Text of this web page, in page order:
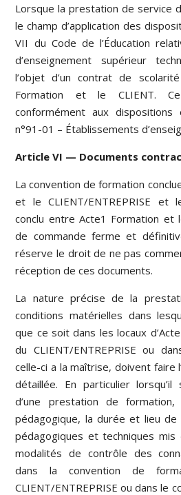
Lorsque la prestation de service
le champ d’application des
VII du Code de l’Éducation
d’enseignement supérieur
l’objet d’un contrat de
Formation et le CLIENT.
conformément aux dispositions
n°91-01 – Établissements
Article VI — Documents
La convention de formation
et le CLIENT/ENTREPRISE
conclu entre Acte1 Formation et
de commande ferme et
réserve le droit de ne pas
réception de ces documents.
La nature précise de la
conditions matérielles dans
que ce soit dans les locaux
du CLIENT/ENTREPRISE ou
celle-ci a la maîtrise, doivent faire
détaillée. En particulier
d’une prestation de
pédagogique, la durée et lieu de
pédagogiques et techniques
modalités de contrôle des
dans la convention de
CLIENT/ENTREPRISE ou dans le